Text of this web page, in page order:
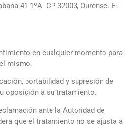
41 1ºA CP 32003, Ourense. E-
en cualquier momento para
mismo.
portabilidad y supresión de
oposición a su tratamiento.
ante la Autoridad de
que el tratamiento no se ajusta a